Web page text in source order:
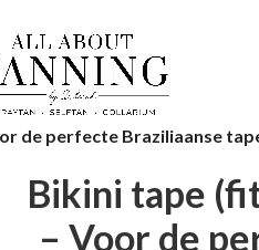
de perfecte Braziliaanse
Bikini tape
– Voor de